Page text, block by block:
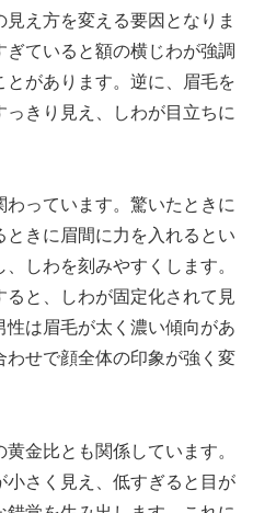
え方を変える要因となりま
ていると額の横じわが強調
があります。逆に、眉毛を
きり見え、しわが目立ちに
っています。驚いたときに
きに眉間に力を入れるとい
しわを刻みやすくします。
と、しわが固定化されて見
性は眉毛が太く濃い傾向があ
わせで顔全体の印象が強く変
金比とも関係しています。
小さく見え、低すぎると目が